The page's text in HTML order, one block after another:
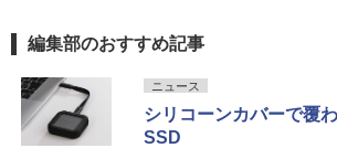
編集部のおすすめ記事
ニュース
シリコーンカバーで覆
SSD